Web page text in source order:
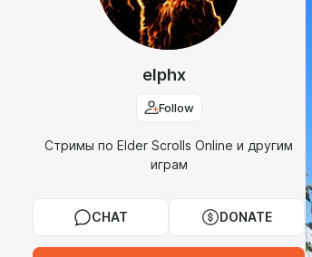
elphx
Follow
Стримы по Elder Scrolls Online и другим
играм
CHAT DONATE